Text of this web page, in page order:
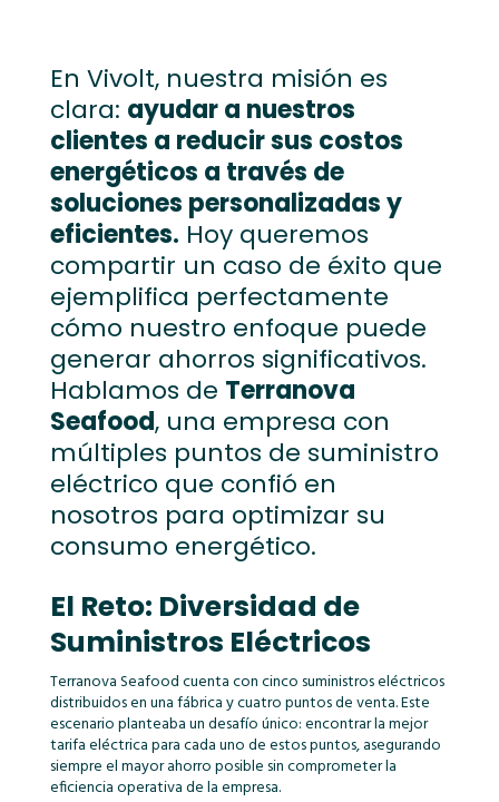
En Vivolt, nuestra misión es
clara: ayudar a nuestros
clientes a reducir sus costos
energéticos a través de
soluciones personalizadas y
eficientes. Hoy queremos
compartir un caso de éxito que
ejemplifica perfectamente
cómo nuestro enfoque puede
generar ahorros significativos.
Hablamos de Terranova
Seafood, una empresa con
múltiples puntos de suministro
eléctrico que confió en
nosotros para optimizar su
consumo energético.
El Reto: Diversidad de
Suministros Eléctricos
Terranova Seafood cuenta con cinco suministros eléctricos
distribuidos en una fábrica y cuatro puntos de venta. Este
escenario planteaba un desafío único: encontrar la mejor
tarifa eléctrica para cada uno de estos puntos, asegurando
siempre el mayor ahorro posible sin comprometer la
eficiencia operativa de la empresa.